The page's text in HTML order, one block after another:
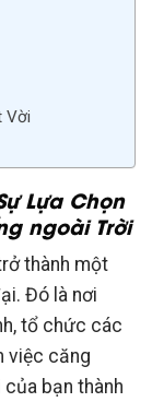
Vời
Lựa Chọn
ngoài Trời
thành một
Đó là nơi
tổ chức các
việc căng
bạn thành